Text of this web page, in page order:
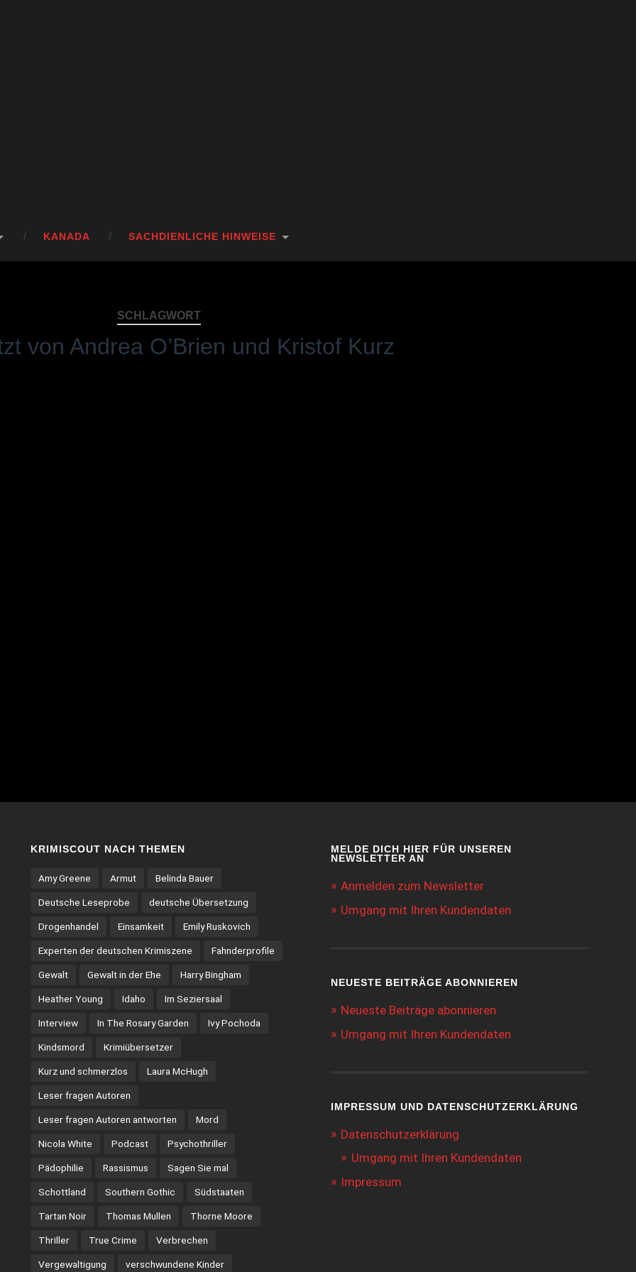
KANADA SACHDIENLICHE HINWEISE
SCHLAGWORT
von Andrea O’Brien und Kristof Kurz
KRIMISCOUT NACH THEMEN
Amy Greene Armut Belinda Bauer
Deutsche Leseprobe deutsche Übersetzung
Drogenhandel Einsamkeit Emily Ruskovich
Experten der deutschen Krimiszene Fahnderprofile
Gewalt Gewalt in der Ehe Harry Bingham
Heather Young Idaho Im Seziersaal
Interview In The Rosary Garden Ivy Pochoda
Kindsmord Krimiübersetzer
Kurz und schmerzlos Laura McHugh
Leser fragen Autoren
Leser fragen Autoren antworten Mord
Nicola White Podcast Psychothriller
Pädophilie Rassismus Sagen Sie mal
Schottland Southern Gothic Südstaaten
Tartan Noir Thomas Mullen Thorne Moore
Thriller True Crime Verbrechen
Vergewaltigung verschwundene Kinder
MELDE DICH HIER FÜR UNSEREN
NEWSLETTER AN
Anmelden zum Newsletter
Umgang mit Ihren Kundendaten
NEUESTE BEITRÄGE ABONNIEREN
Neueste Beiträge abonnieren
Umgang mit Ihren Kundendaten
IMPRESSUM UND DATENSCHUTZERKLÄRUNG
Datenschutzerklärung
Umgang mit Ihren Kundendaten
Impressum